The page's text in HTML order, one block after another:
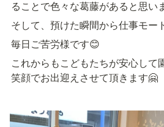
ることで色々な葛藤があると思い
そして、預けた瞬間から仕事モー
毎日ご苦労様です😊
これからもこどもたちが安心して
笑顔でお出迎えさせて頂きます🤗